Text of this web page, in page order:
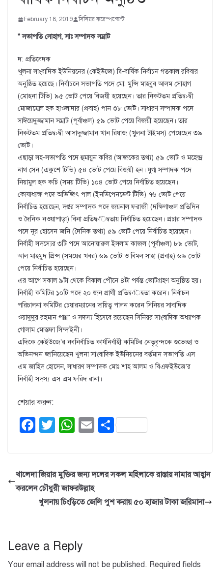
February 18, 2019 সিনিয়র করেস্পন্ডেন্ট
* সভাপতি সোহাগ, সাঃ সম্পাদক সম্রাট
দ: প্রতিবেদক
খুলনা সাংবাদিক ইউনিয়নের (কেইউজে) দ্বি-বার্ষিক নির্বাচন গতকাল রবিবার
অনুষ্ঠিত হয়েছে। নির্বাচনে সভাপতি পদে মো. মুন্সি মাহবুব আলম সোহাগ
(মোহনা টিভি) ৯৫ ভোট পেয়ে বিজয়ী হয়েছেন। তার নিকটতম প্রতিদ্ব›দ্বী
মোজাম্মেল হক হাওলাদার (প্রবাহ) পান ৩৮ ভোট। সাধারণ সম্পাদক পদে
সাঈয়েদুজ্জামান সম্রাট (পূর্বাঞ্চল) ৫৯ ভোট পেয়ে বিজয়ী হয়েছেন। তার
নিকটতম প্রতিদ্ব›দ্বী আসাদুজ্জামান খান রিয়াজ (খুলনা টাইমস) পেয়েছেন ৩৯
ভোট।
এছাড়া সহ-সভাপতি পদে হুমায়ুন কবির (আজকের তথ্য) ৫৯ ভোট ও মহেন্দ্র
নাথ সেন (একুশে টিভি) ৫৪ ভোট পেয়ে বিজয়ী হন। যুগ্ম সম্পাদক পদে
নিয়ামুল হক কচি (সময় টিভি) ১০৪ ভোট পেয়ে নির্বাচিত হয়েছেন।
কোষাধ্যক্ষ পদে অভিজিৎ পাল (ইনডিপেনডেন্ট টিভি) ৭৬ ভোট পেয়ে
নির্বাচিত হয়েছেন, দপ্তর সম্পাদক পদে জয়নাল ফরাজী (দক্ষিণাঞ্চল প্রতিদিন
ও দৈনিক নওয়াপাড়া) বিনা প্রতিদ্ব›িদ্বতায় নির্বাচিত হয়েছেন। প্রচার সম্পাদক
পদে নূর হোসেন জনি (দৈনিক তথ্য) ৫৯ ভোট পেয়ে নির্বাচিত হয়েছেন।
নির্বাহী সদস্যের ৩টি পদে আনোয়ারুল ইসলাম কাজল (পূর্বাঞ্চল) ৮৯ ভোট,
আল মাহমুদ প্রিন্স (সময়ের খবর) ৬৯ ভোট ও বিমল সাহা (প্রবাহ) ৬৬ ভোট
পেয়ে নির্বাচিত হয়েছেন।
এর আগে সকাল ৯টা থেকে বিকাল পৌনে ৪টা পর্যন্ত ভোটগ্রহণ অনুষ্ঠিত হয়।
নির্বাহী কমিটির ১০টি পদে ২০ জন প্রার্থী প্রতিদ্ব›িদ্বতা করেন। নির্বাচন
পরিচালনা কমিটির চেয়ারম্যানের দায়িত্ব পালন করেন সিনিয়র সাবাদিক
ওয়াদুদুর রহমান পান্না ও সদস্য হিসেবে রয়েছেন সিনিয়র সাংবাদিক অধ্যাপক
গোলাম মোস্তফা সিন্দাইনী।
এদিকে কেইউজে’র নবনির্বাচিত কার্যনির্বাহী কমিটির নেতৃবৃন্দকে শুভেচ্ছা ও
অভিনন্দন জানিয়েছেন খুলনা সাংবাদিক ইউনিয়নের বর্তমান সভাপতি এস
এম জাহিদ হোসেন, সাধারণ সম্পাদক মোঃ শাহ আলম ও বিএফইউজে’র
নির্বাহী সদস্য এস এম ফরিদ রানা।
শেয়ার করুন:
F
e
b
o
T
er
W
s
A
p
E S
e
খালেদা জিয়ার মুক্তির জন্য দলের সকল মহিলাকে রাস্তায় নামার আহ্বান
করলেন চৌধুরী জাফরউল্লাহ
খুলনায় চিংড়িতে জেলি পুশ করায় ৫০ হাজার টাকা জরিমানা
Leave a Reply
Your email address will not be published. Required fields